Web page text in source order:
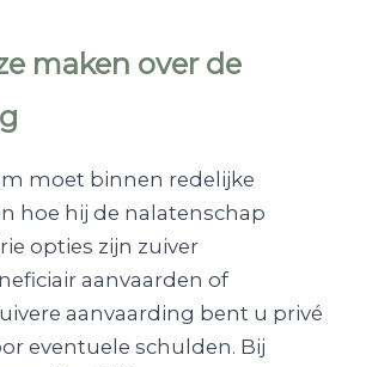
maken over de
moet binnen redelijke
hoe hij de nalatenschap
opties zijn zuiver
aanvaarden of
aanvaarding bent u privé
eventuele schulden. Bij